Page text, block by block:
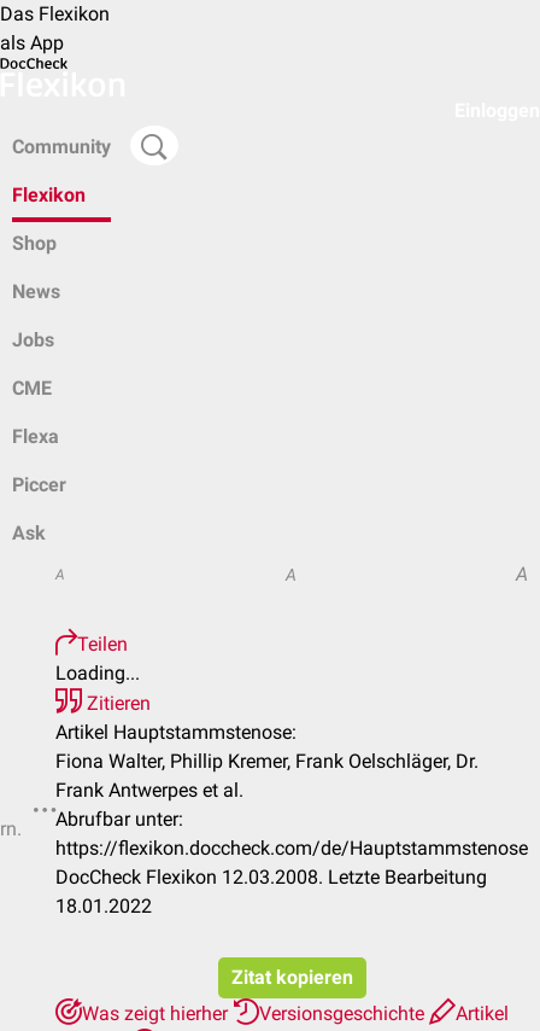
Das Flexikon
als App
Community
Flexikon
Shop
News
Jobs
CME
Flexa
Piccer
Ask
A A A
Teilen
Loading...
Zitieren
Artikel Hauptstammstenose:
Fiona Walter, Phillip Kremer, Frank Oelschläger, Dr.
Frank Antwerpes et al.
Abrufbar unter:
https://flexikon.doccheck.com/de/Hauptstammstenose
DocCheck Flexikon 12.03.2008. Letzte Bearbeitung
18.01.2022
Zitat kopieren
Was zeigt hierher
Versionsgeschichte
Artikel